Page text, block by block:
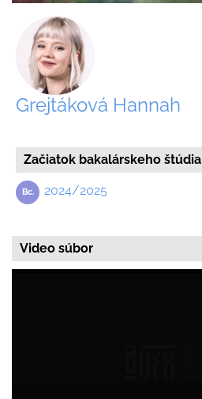
Grejtáková Hannah
Začiatok bakalárskeho štúdia
2024/2025
Video súbor